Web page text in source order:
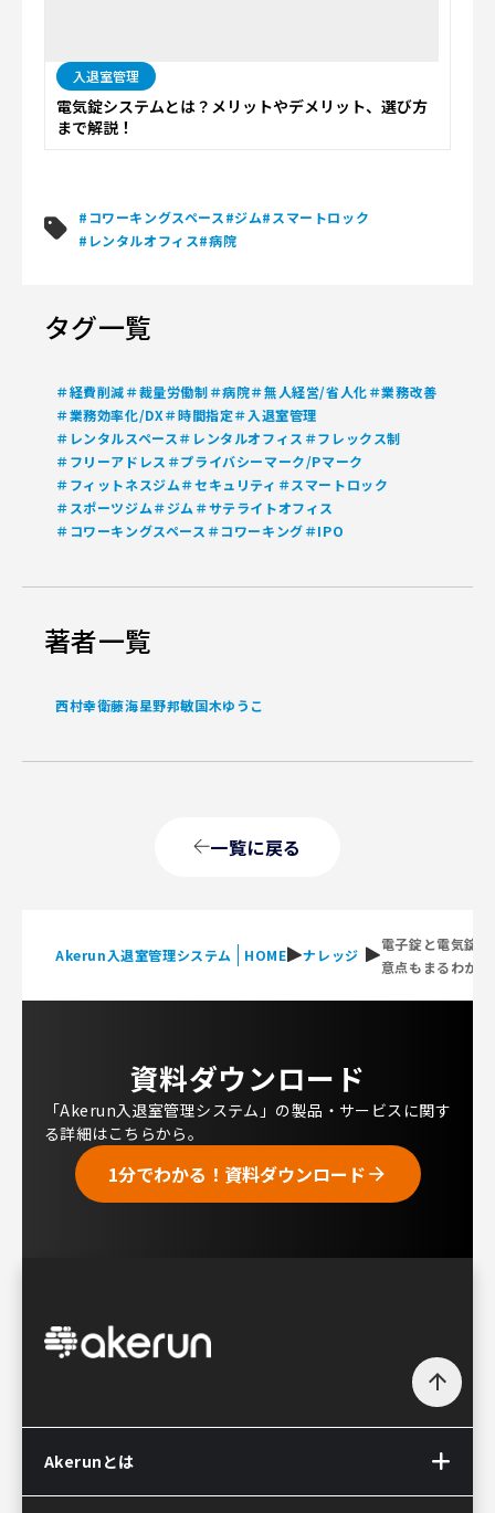
入退室管理
電気錠システムとは？メリットやデメリット、選び方
まで解説！
#コワーキングスペース#ジム#スマートロック
#レンタルオフィス#病院
タグ一覧
＃経費削減＃裁量労働制＃病院＃無人経営/省人化＃業務改善
＃業務効率化/DX＃時間指定＃入退室管理
＃レンタルスペース＃レンタルオフィス ＃フレックス制
＃フリーアドレス ＃プライバシーマーク/Pマーク
＃フィットネスジム＃セキュリティ ＃スマートロック
＃スポーツジム＃ジム ＃サテライトオフィス
＃コワーキングスペース ＃コワーキング＃IPO
著者一覧
西村幸衛藤海星野邦敏国木ゆうこ
一覧に戻る
Akerun入退室管理システム HOME ナレッジ
電子錠と電気錠
意点もまるわかり
資料ダウンロード
「Akerun入退室管理システム」の製品・サービスに関す
る詳細はこちらから。
1分でわかる！資料ダウンロード arrow_forward
arrow_upward
Akerunとは